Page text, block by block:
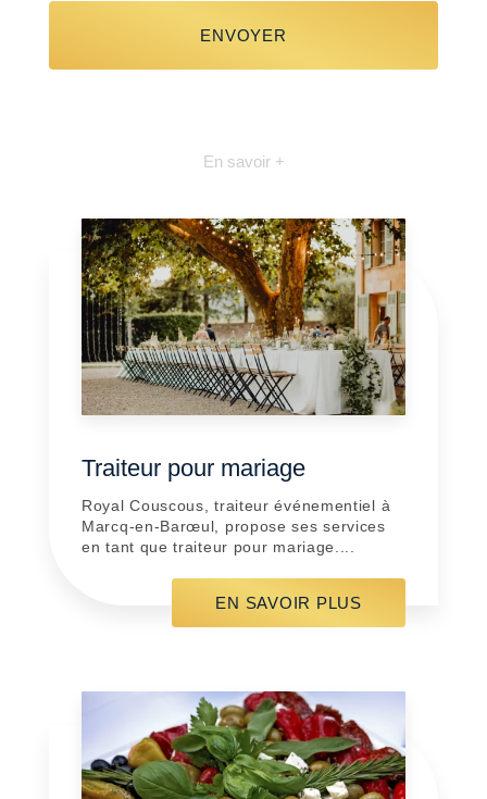
En savoir +
Traiteur pour mariage
Royal Couscous, traiteur événementiel à
Marcq-en-Barœul, propose ses services
en tant que traiteur pour mariage....
EN SAVOIR PLUS